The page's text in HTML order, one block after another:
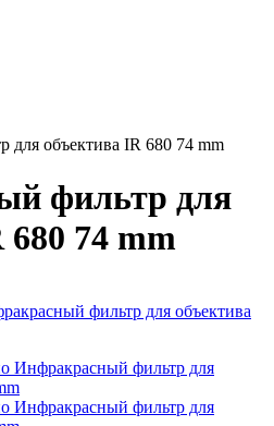
для объектива IR 680 74 mm
фильтр для
680 74 mm